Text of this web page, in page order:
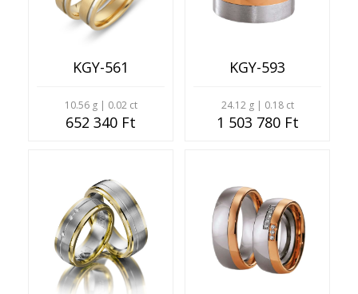
KGY-561
10.56 g | 0.02 ct
652 340 Ft
KGY-593
24.12 g | 0.18 ct
1 503 780 Ft